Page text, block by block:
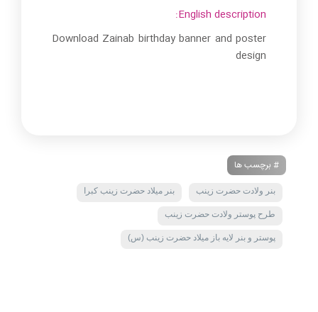
English description:
Download Zainab birthday banner and poster
design
# برچسب ها
بنر ولادت حضرت زینب بنر میلاد حضرت زینب کبرا
طرح پوستر ولادت حضرت زینب
پوستر و بنر لایه باز میلاد حضرت زینب (س)